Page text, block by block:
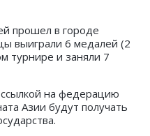
прошел в городе
выиграли 6 медалей (2
турнире и заняли 7
на федерацию
Азии будут получать